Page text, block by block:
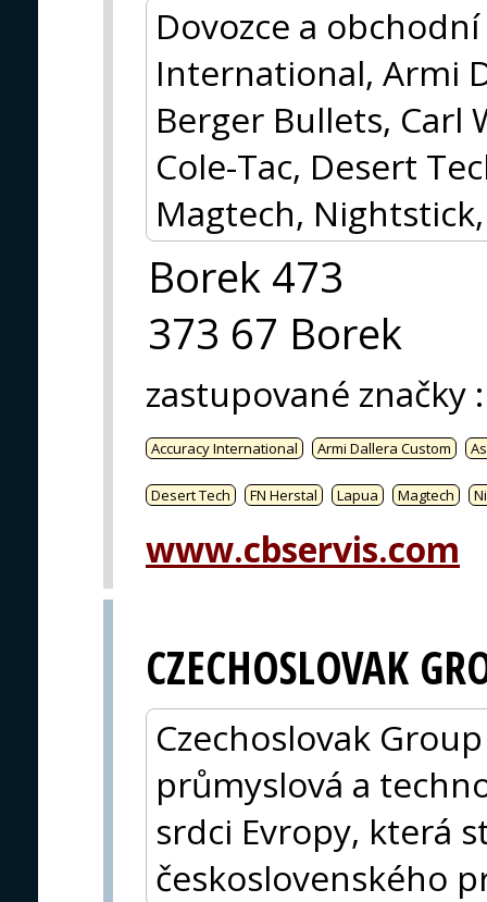
Dovozce a
International, Armi
Berger Bullets, Carl
Cole-Tac, Desert
Magtech,
Borek 473
373 67 Borek
zastupované značky :
Accuracy International Armi Dallera Custom
Desert Tech FN Herstal Lapua Magtech
www.cbservis.com
CZECHOSLOVAK
Czechoslovak
průmyslová a
srdci Evropy, která
československého